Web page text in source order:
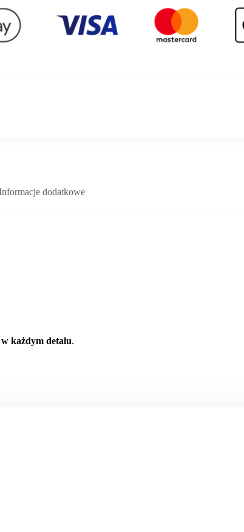
dodatkowe
każdym detalu.